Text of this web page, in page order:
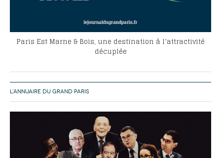
Paris Est Marne & Bois, une destination à l’attractivité
décuplée
L’ANNUAIRE DU GRAND PARIS